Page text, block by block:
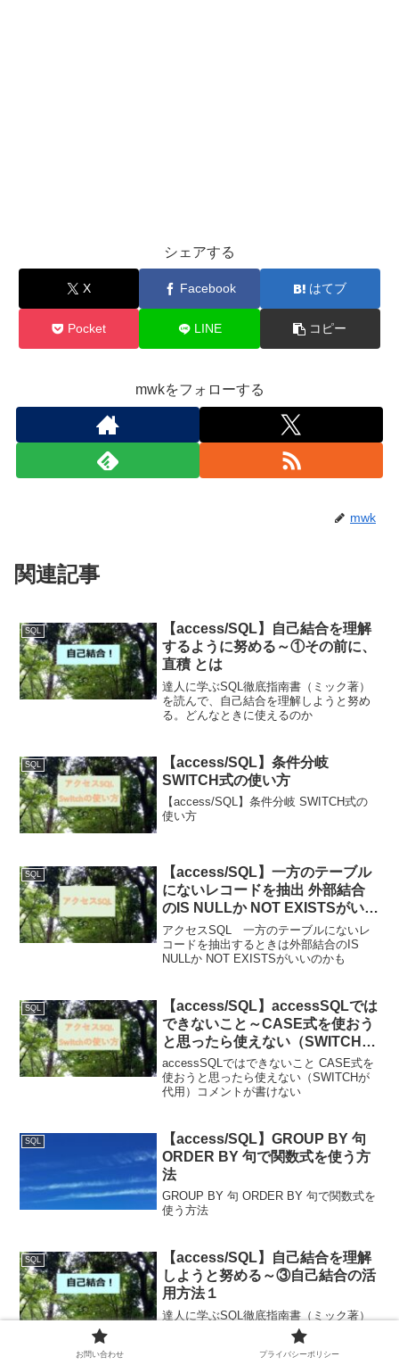
シェアする
X Facebook はてブ
Pocket LINE コピー
mwkをフォローする
mwk
関連記事
SQL
【access/SQL】自己結合を理解
するように努める～①その前に、
直積 とは
達人に学ぶSQL徹底指南書（ミック著）
を読んで、自己結合を理解しようと努め
る。どんなときに使えるのか
SQL
【access/SQL】条件分岐
SWITCH式の使い方
【access/SQL】条件分岐 SWITCH式の
使い方
SQL
【access/SQL】一方のテーブル
にないレコードを抽出 外部結合
のIS NULLか NOT EXISTSがいい
のかも
アクセスSQL 一方のテーブルにないレ
コードを抽出するときは外部結合のIS
NULLか NOT EXISTSがいいのかも
SQL
【access/SQL】accessSQLでは
できないこと～CASE式を使おう
と思ったら使えない（SWITCHが
代用）コメントが書けない
accessSQLではできないこと CASE式を
使おうと思ったら使えない（SWITCHが
代用）コメントが書けない
SQL
【access/SQL】GROUP BY 句
ORDER BY 句で関数式を使う方
法
GROUP BY 句 ORDER BY 句で関数式を
使う方法
SQL
【access/SQL】自己結合を理解
しようと努める～③自己結合の活
用方法１
達人に学ぶSQL徹底指南書（ミック著）
を読んで、自己結合を理解しようと努め
る。どんなときに使えるのか
お問い合わせ プライバシーポリシー